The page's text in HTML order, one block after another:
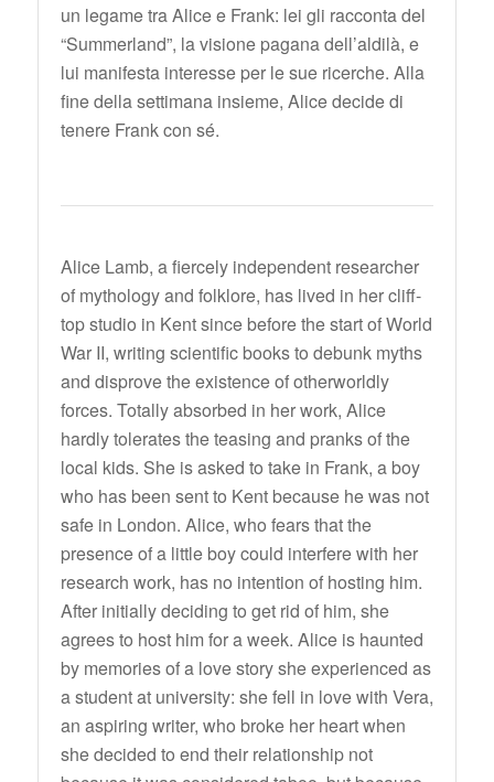
un legame tra Alice e Frank: lei gli racconta del
“Summerland”, la visione pagana dell’aldilà, e
lui manifesta interesse per le sue ricerche. Alla
fine della settimana insieme, Alice decide di
tenere Frank con sé.
Alice Lamb, a fiercely independent researcher
of mythology and folklore, has lived in her cliff-
top studio in Kent since before the start of World
War II, writing scientific books to debunk myths
and disprove the existence of otherworldly
forces. Totally absorbed in her work, Alice
hardly tolerates the teasing and pranks of the
local kids. She is asked to take in Frank, a boy
who has been sent to Kent because he was not
safe in London. Alice, who fears that the
presence of a little boy could interfere with her
research work, has no intention of hosting him.
After initially deciding to get rid of him, she
agrees to host him for a week. Alice is haunted
by memories of a love story she experienced as
a student at university: she fell in love with Vera,
an aspiring writer, who broke her heart when
she decided to end their relationship not